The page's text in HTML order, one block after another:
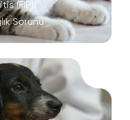
(FIP):
Sorunu